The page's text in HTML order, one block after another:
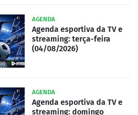
AGENDA
Agenda esportiva da TV e
streaming: terça-feira
(04/08/2026)
AGENDA
Agenda esportiva da TV e
streaming: domingo